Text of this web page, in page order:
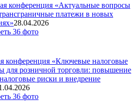
конференция «Актуальные вопросы
платежи в новых
28.04.2026
36 фото
конференция «Ключевые налоговые
для розничной торговли: повышение
риски и внедрение
36 фото